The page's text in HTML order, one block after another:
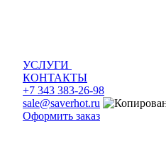
УСЛУГИ
КОНТАКТЫ
+7 343 383-26-98
sale@saverhot.ru
Оформить заказ